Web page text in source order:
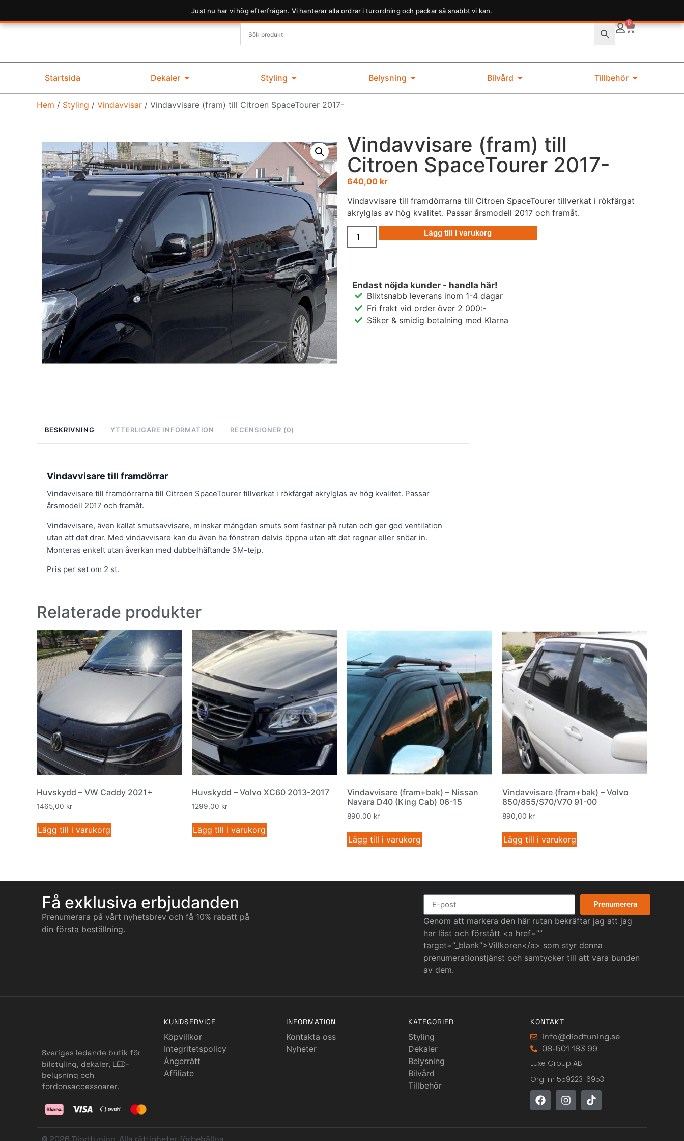
Just nu har vi hög efterfrågan. Vi hanterar alla ordrar i turordning och packar så snabbt vi kan.
0
Startsida Dekaler Styling Belysning Bilvård Tillbehör
Hem / Styling / Vindavvisar / Vindavvisare (fram) till Citroen SpaceTourer 2017-
Vindavvisare (fram) till
Citroen SpaceTourer 2017-
640,00 kr
Vindavvisare till framdörrarna till Citroen SpaceTourer tillverkat i rökfärgat
akrylglas av hög kvalitet. Passar årsmodell 2017 och framåt.
Lägg till i varukorg
Endast nöjda kunder - handla här!
Blixtsnabb leverans inom 1-4 dagar
Fri frakt vid order över 2 000:-
Säker & smidig betalning med Klarna
BESKRIVNING YTTERLIGARE INFORMATION RECENSIONER (0)
Vindavvisare till framdörrar
Vindavvisare till framdörrarna till Citroen SpaceTourer tillverkat i rökfärgat akrylglas av hög kvalitet. Passar
årsmodell 2017 och framåt.
Vindavvisare, även kallat smutsavvisare, minskar mängden smuts som fastnar på rutan och ger god ventilation
utan att det drar. Med vindavvisare kan du även ha fönstren delvis öppna utan att det regnar eller snöar in.
Monteras enkelt utan åverkan med dubbelhäftande 3M-tejp.
Pris per set om 2 st.
Relaterade produkter
Huvskydd – VW Caddy 2021+
1465,00 kr
Lägg till i varukorg
Huvskydd – Volvo XC60 2013-2017
1299,00 kr
Lägg till i varukorg
Vindavvisare (fram+bak) – Nissan
Navara D40 (King Cab) 06-15
890,00 kr
Lägg till i varukorg
Vindavvisare (fram+bak) – Volvo
850/855/S70/V70 91-00
890,00 kr
Lägg till i varukorg
Få exklusiva erbjudanden
Prenumerara på vårt nyhetsbrev och få 10% rabatt på
din första beställning.
Prenumerera
Genom att markera den här rutan bekräftar jag att jag
har läst och förstått <a href=””
target=”_blank”>Villkoren</a> som styr denna
prenumerationstjänst och samtycker till att vara bunden
av dem.
Sveriges ledande butik för
bilstyling, dekaler, LED-
belysning och
fordonsaccessoarer.
KUNDSERVICE
Köpvillkor
Integritetspolicy
Ångerrätt
Affiliate
INFORMATION
Kontakta oss
Nyheter
KATEGORIER
Styling
Dekaler
Belysning
Bilvård
Tillbehör
KONTAKT
Info@diodtuning.se
08-501 183 99
Luxe Group AB
Org. nr 559223-6953